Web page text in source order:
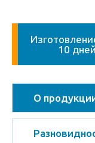
10 дней
О